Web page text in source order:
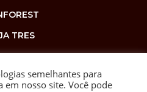
TRES
semelhantes para
em nosso site. Você pode